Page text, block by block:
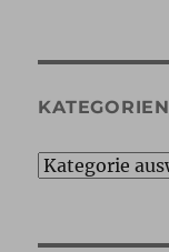
KATEGORIEN
Kategorien